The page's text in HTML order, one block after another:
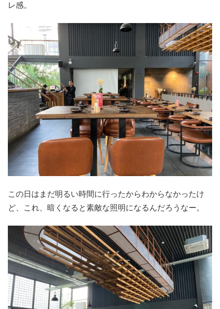
レ感。
この日はまだ明るい時間に行ったからわからなかったけ
ど、これ、暗くなると素敵な照明になるんだろうなー。